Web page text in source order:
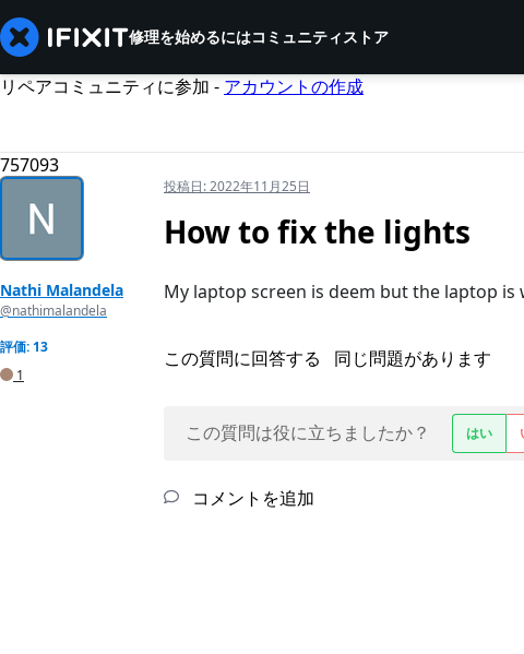
修理を始めるにはコミュニティストア
リペアコミュニティに参加 - アカウントの作成
757093
Nathi Malandela
@nathimalandela
評価: 13
1
投稿日:2022年11月25日
How to fix the lights
My laptop screen is deem but the laptop
この質問に回答する 同じ問題があります
この質問は役に立ちましたか？ はい
コメントを追加